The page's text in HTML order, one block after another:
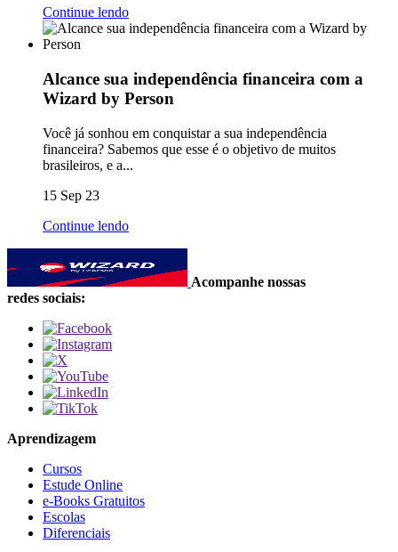
Continue lendo
Alcance sua independência financeira com a
Wizard by Person
Você já sonhou em conquistar a sua independência
financeira? Sabemos que esse é o objetivo de muitos
brasileiros, e a...
15 Sep 23
Continue lendo
Acompanhe nossas
redes sociais:
Aprendizagem
Cursos
Estude Online
e-Books Gratuitos
Escolas
Diferenciais